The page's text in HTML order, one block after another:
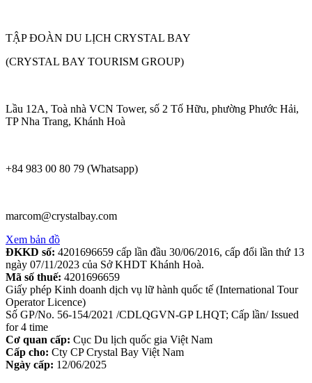
TẬP ĐOÀN DU LỊCH CRYSTAL BAY
(CRYSTAL BAY TOURISM GROUP)
Lầu 12A, Toà nhà VCN Tower, số 2 Tố Hữu, phường Phước Hải,
TP Nha Trang, Khánh Hoà
+84 983 00 80 79 (Whatsapp)
marcom@crystalbay.com
Xem bản đồ
ĐKKD số: 4201696659 cấp lần đầu 30/06/2016, cấp đổi lần thứ 13
ngày 07/11/2023 của Sở KHDT Khánh Hoà.
Mã số thuế: 4201696659
Giấy phép Kinh doanh dịch vụ lữ hành quốc tế (International Tour
Operator Licence)
Số GP/No. 56-154/2021 /CDLQGVN-GP LHQT; Cấp lần/ Issued
for 4 time
Cơ quan cấp: Cục Du lịch quốc gia Việt Nam
Cấp cho: Cty CP Crystal Bay Việt Nam
Ngày cấp: 12/06/2025